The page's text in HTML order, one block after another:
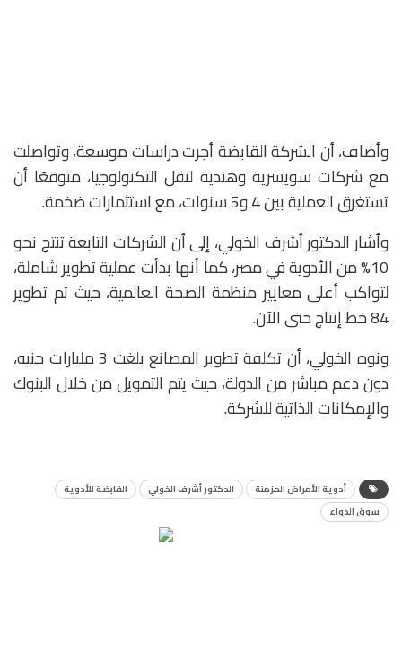
وأضاف، أن الشركة القابضة أجرت دراسات موسعة، وتواصلت
مع شركات سويسرية وهندية لنقل التكنولوجيا، متوقعًا أن
تستغرق العملية بين 4 و5 سنوات، مع استثمارات ضخمة.
وأشار الدكتور أشرف الخولي، إلى أن الشركات التابعة تنتج نحو
10% من الأدوية في مصر، كما أنها بدأت عملية تطوير شاملة،
لتواكب أعلى معايير منظمة الصحة العالمية، حيث تم تطوير
84 خط إنتاج حتى الآن.
ونوه الخولي، أن تكلفة تطوير المصانع بلغت 3 مليارات جنيه،
دون دعم مباشر من الدولة، حيث يتم التمويل من خلال البنوك
والإمكانات الذاتية للشركة.
أدوية الأمراض المزمنة الدكتور أشرف الخولي
القابضة للأدوية
سوق الدواء